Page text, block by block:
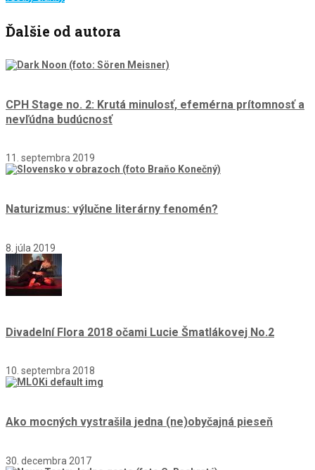
Ďalšie od autora
CPH Stage no. 2: Krutá minulosť, efemérna prítomnosť a
nevľúdna budúcnosť
11. septembra 2019
Naturizmus: výlučne literárny fenomén?
8. júla 2019
Divadelní Flora 2018 očami Lucie Šmatlákovej No.2
10. septembra 2018
Ako mocných vystrašila jedna (ne)obyčajná pieseň
30. decembra 2017